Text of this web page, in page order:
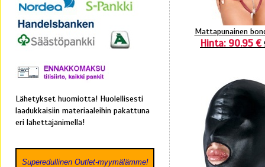
Lähetykset huomiotta! Huolellisesti
laadukkaisiin materiaaleihin pakattuna
eri lähettäjänimellä!
Superedullinen Outlet-myymälämme!
Mattapunainen
Hinta: 90.95 €